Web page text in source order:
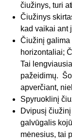
čiužinys, turi
Čiužinys
kad vaikai ant
Čiužinį galima
horizontaliai;
Tai
pažeidimų.
apverčiant,
Spyruoklinį
Dvipusį
galvūgalis
mėnesius, tai